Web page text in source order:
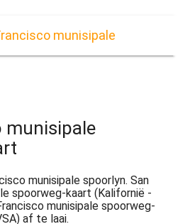
munisipale
munisipale
munisipale spoorlyn. San
spoorweg-kaart (Kalifornië -
munisipale spoorweg-
af te laai.